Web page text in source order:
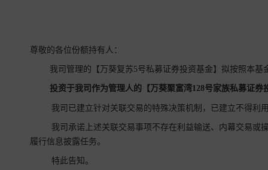
尊敬的各位份额持有人：
我司管理的【万葵复苏5号私募证券投资基金】拟按照本
投资于我司作为管理人的【 万葵聚富湾128号家族私募证券
我司已建立针对关联交易的特殊决策机制，已建立不得利
我司承诺上述关联交易事项不存在利益输送、内幕交易或
履行信息披露任务。
特此告知。